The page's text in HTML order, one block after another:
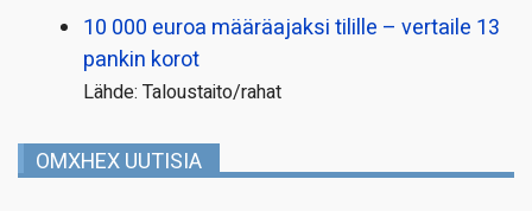
10 000 euroa määräajaksi tilille – vertaile 13
pankin korot
Lähde: Taloustaito/rahat
OMXHEX UUTISIA